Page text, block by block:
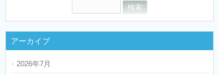
アーカイブ
2026年7月